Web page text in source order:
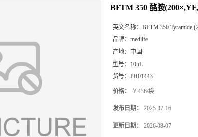
BFTM 350 酪胺
英文名称： BFTM 350 Tyramide
品牌： medlife
产地： 中国
型号： 10μL
货号： PR01443
价格： ￥436/袋
发布日期： 2025-07-16
更新日期： 2026-08-07